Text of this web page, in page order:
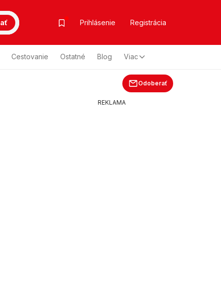
Prihlásenie Registrácia
Cestovanie Ostatné Blog Viac
Odoberať
REKLAMA